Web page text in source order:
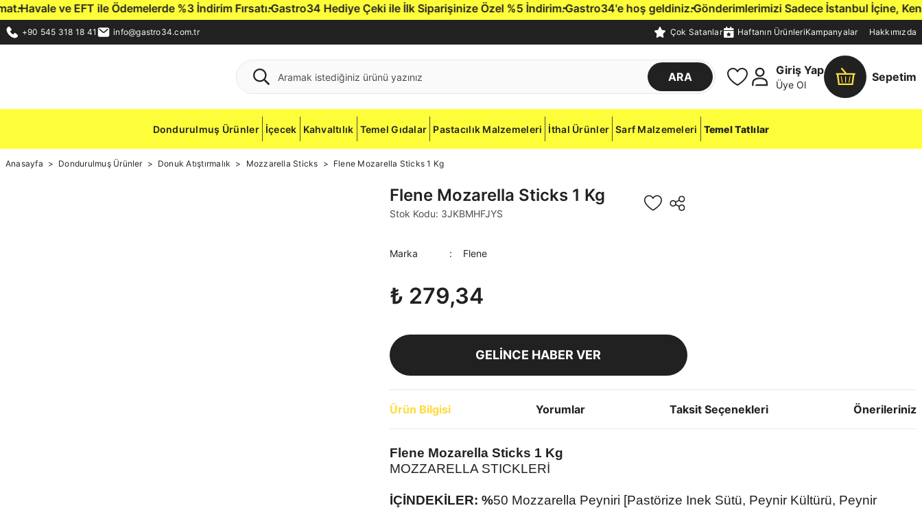
ile Ödemelerde %3 İndirim Fırsatı. Gastro34 Hediye Çeki ile İlk Siparişinize Özel %5 İndirim.Gastro34'e hoş geldiniz.Gönderimlerimizi Sadece İstanbul İçine, Kendi Çift Rejimli
+90 545 318 18 41 info@gastro34.com.tr Çok Satanlar Haftanın ÜrünleriKampanyalar Hakkımızda
ARA
Giriş Yap
Üye Ol
Sepetim
Dondurulmuş Ürünler İçecek Kahvaltılık Temel Gıdalar Pastacılık Malzemeleri İthal Ürünler Sarf Malzemeleri Temel Tatlılar
Anasayfa Dondurulmuş Ürünler Donuk Atıştırmalık Mozzarella Sticks Flene Mozarella Sticks 1 Kg
Flene Mozarella Sticks 1 Kg
Stok Kodu: 3JKBMHFJYS
Marka Flene
₺ 279,34
GELİNCE HABER VER
Ürün Bilgisi Yorumlar Taksit Seçenekleri Önerileriniz
Flene Mozarella Sticks 1 Kg
MOZZARELLA STICKLERİ
İÇİNDEKİLER: %50 Mozzarella Peyniri [Pastörize Inek Sütü, Peynir Kültürü, Peynir